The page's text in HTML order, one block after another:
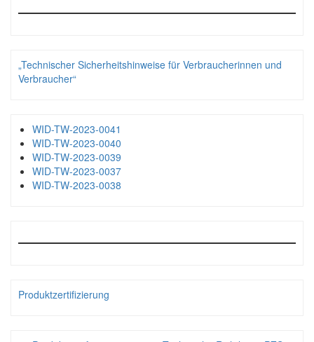
„Technischer Sicherheitshinweise für Verbraucherinnen und
Verbraucher“
WID-TW-2023-0041
WID-TW-2023-0040
WID-TW-2023-0039
WID-TW-2023-0037
WID-TW-2023-0038
Produktzertifizierung